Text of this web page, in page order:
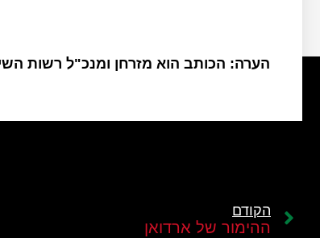
הערה: הכותב הוא מזרחן ומנכ"ל רשות
הקודם
ההימור של ארדואן